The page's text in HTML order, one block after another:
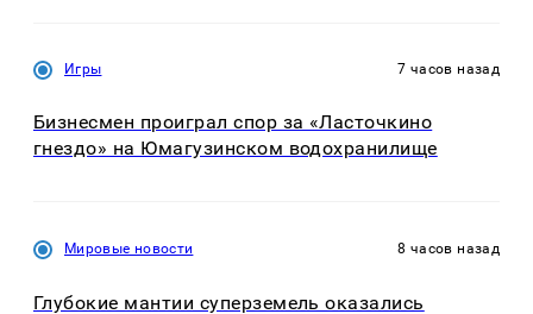
Игры 7 часов назад
Бизнесмен проиграл спор за «Ласточкино
гнездо» на Юмагузинском водохранилище
Мировые новости 8 часов назад
Глубокие мантии суперземель оказались